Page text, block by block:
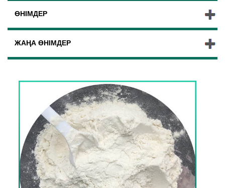
ӨНІМДЕР
ЖАҢА ӨНІМДЕР